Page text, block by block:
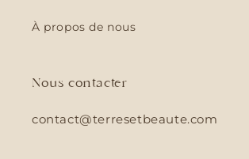
À propos de nous
Nous contacter
contact@terresetbeaute.com